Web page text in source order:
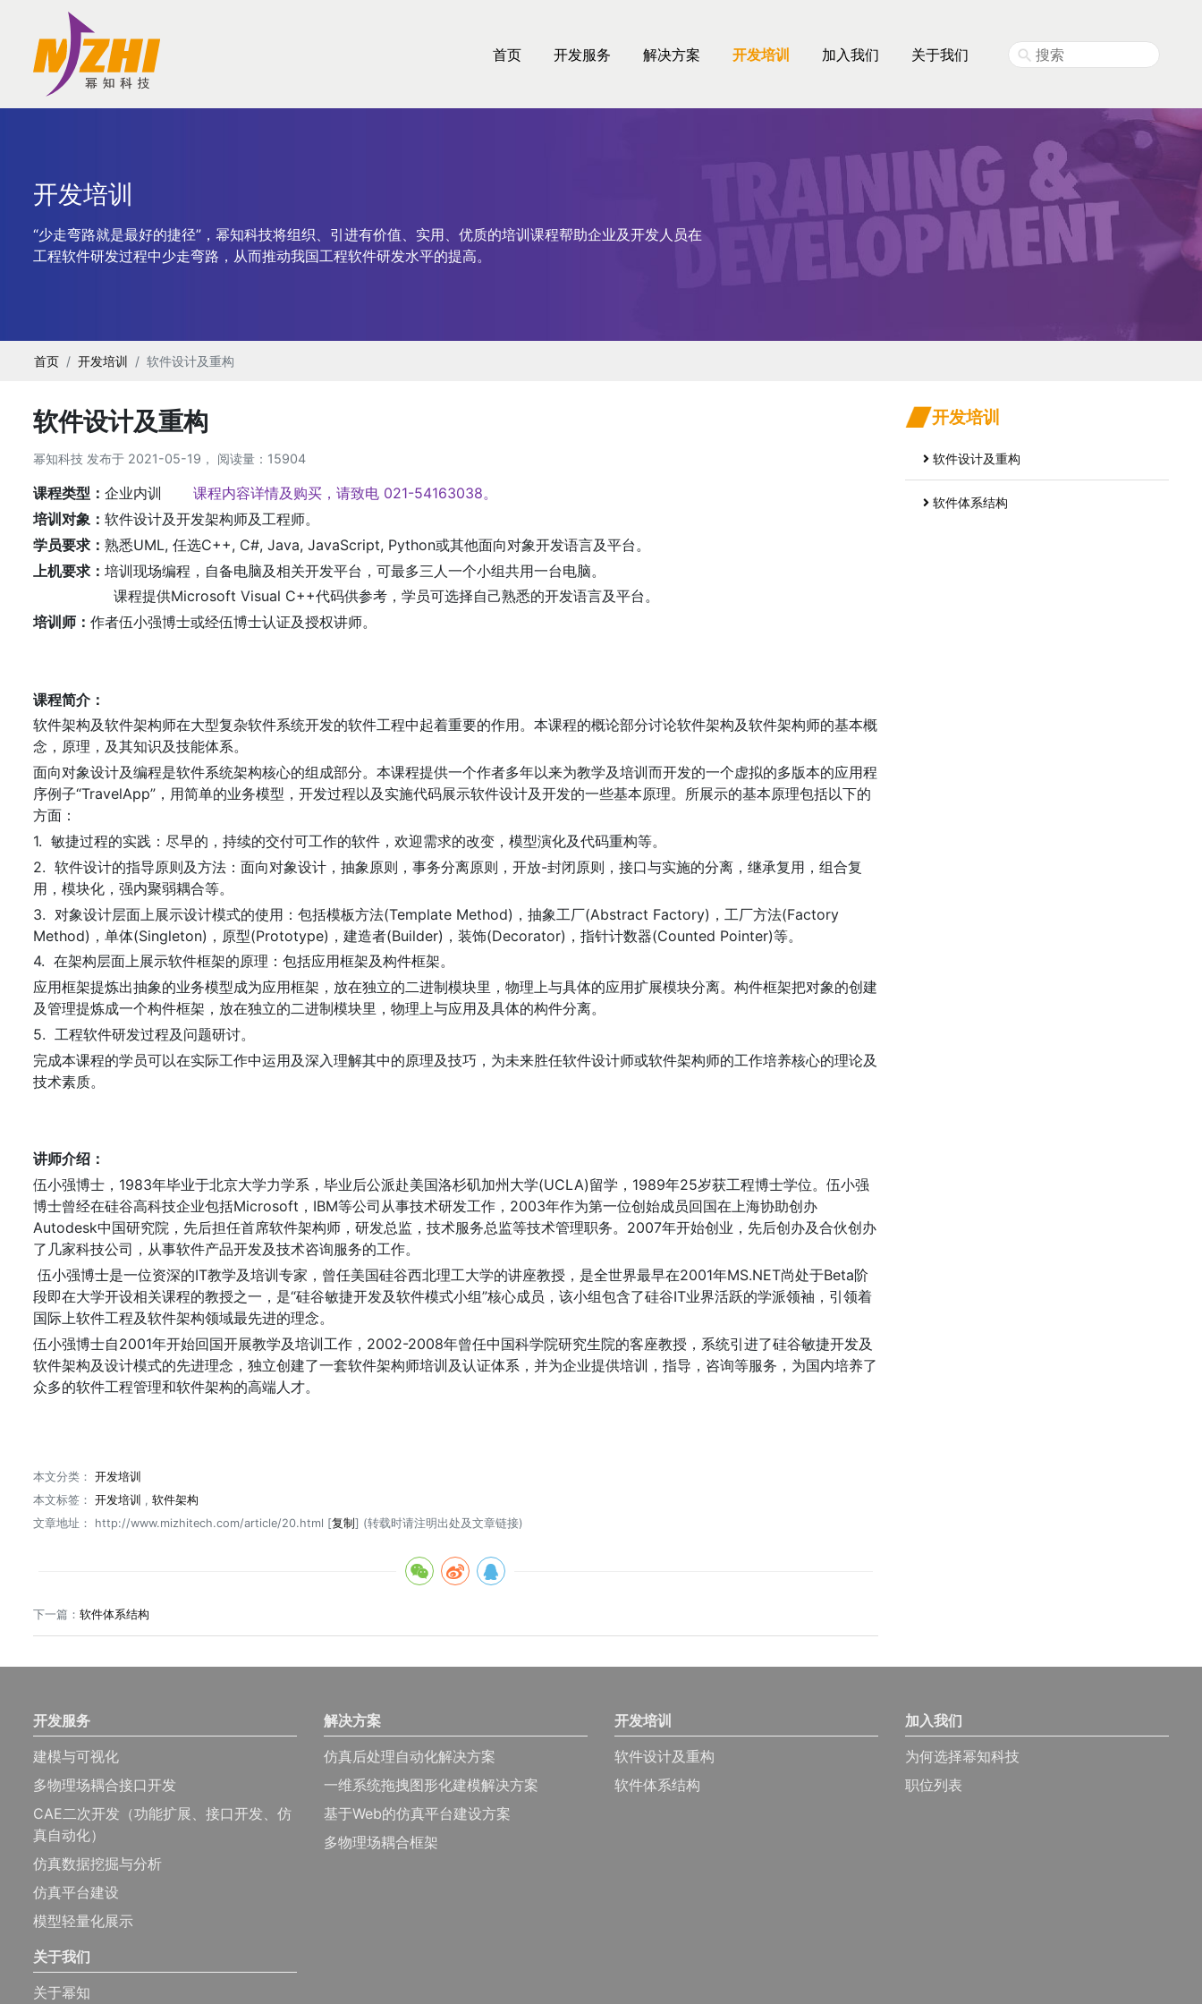
首页 开发服务 解决方案 开发培训 加入我们 关于我们
开发培训
“少走弯路就是最好的捷径”，幂知科技将组织、引进有价值、实用、优质的培训课程帮助企业及开发人员在
工程软件研发过程中少走弯路，从而推动我国工程软件研发水平的提高。
首页 开发培训 软件设计及重构
软件设计及重构
幂知科技 发布于 2021-05-19， 阅读量：15904
课程类型： 企业内训 课程内容详情及购买，请致电 021-54163038。
培训对象： 软件设计及开发架构师及工程师。
学员要求： 熟悉UML, 任选C++, C#, Java, JavaScript, Python或其他面向对象开发语言及平台。
上机要求： 培训现场编程，自备电脑及相关开发平台，可最多三人一个小组共用一台电脑。
课程提供Microsoft Visual C++代码供参考，学员可选择自己熟悉的开发语言及平台。
培训师： 作者伍小强博士或经伍博士认证及授权讲师。
课程简介：
软件架构及软件架构师在大型复杂软件系统开发的软件工程中起着重要的作用。本课程的概论部分讨论软件架构及软件架构师的基本概
念，原理，及其知识及技能体系。
面向对象设计及编程是软件系统架构核心的组成部分。本课程提供一个作者多年以来为教学及培训而开发的一个虚拟的多版本的应用程
序例子“TravelApp”，用简单的业务模型，开发过程以及实施代码展示软件设计及开发的一些基本原理。所展示的基本原理包括以下的
方面：
1. 敏捷过程的实践：尽早的，持续的交付可工作的软件，欢迎需求的改变，模型演化及代码重构等。
2. 软件设计的指导原则及方法：面向对象设计，抽象原则，事务分离原则，开放-封闭原则，接口与实施的分离，继承复用，组合复
用，模块化，强内聚弱耦合等。
3. 对象设计层面上展示设计模式的使用：包括模板方法(Template Method)，抽象工厂(Abstract Factory)，工厂方法(Factory
Method)，单体(Singleton)，原型(Prototype)，建造者(Builder)，装饰(Decorator)，指针计数器(Counted Pointer)等。
4. 在架构层面上展示软件框架的原理：包括应用框架及构件框架。
应用框架提炼出抽象的业务模型成为应用框架，放在独立的二进制模块里，物理上与具体的应用扩展模块分离。构件框架把对象的创建
及管理提炼成一个构件框架，放在独立的二进制模块里，物理上与应用及具体的构件分离。
5. 工程软件研发过程及问题研讨。
完成本课程的学员可以在实际工作中运用及深入理解其中的原理及技巧，为未来胜任软件设计师或软件架构师的工作培养核心的理论及
技术素质。
讲师介绍：
伍小强博士，1983年毕业于北京大学力学系，毕业后公派赴美国洛杉矶加州大学(UCLA)留学，1989年25岁获工程博士学位。伍小强
博士曾经在硅谷高科技企业包括Microsoft，IBM等公司从事技术研发工作，2003年作为第一位创始成员回国在上海协助创办
Autodesk中国研究院，先后担任首席软件架构师，研发总监，技术服务总监等技术管理职务。2007年开始创业，先后创办及合伙创办
了几家科技公司，从事软件产品开发及技术咨询服务的工作。
伍小强博士是一位资深的IT教学及培训专家，曾任美国硅谷西北理工大学的讲座教授，是全世界最早在2001年MS.NET尚处于Beta阶
段即在大学开设相关课程的教授之一，是“硅谷敏捷开发及软件模式小组”核心成员，该小组包含了硅谷IT业界活跃的学派领袖，引领着
国际上软件工程及软件架构领域最先进的理念。
伍小强博士自2001年开始回国开展教学及培训工作，2002-2008年曾任中国科学院研究生院的客座教授，系统引进了硅谷敏捷开发及
软件架构及设计模式的先进理念，独立创建了一套软件架构师培训及认证体系，并为企业提供培训，指导，咨询等服务，为国内培养了
众多的软件工程管理和软件架构的高端人才。
本文分类： 开发培训
本文标签： 开发培训 , 软件架构
文章地址： http://www.mizhitech.com/article/20.html [复制 ] (转载时请注明出处及文章链接)
下一篇 ： 软件体系结构
开发培训
软件设计及重构
软件体系结构
开发服务
建模与可视化
多物理场耦合接口开发
CAE二次开发（功能扩展、接口开发、仿
真自动化）
仿真数据挖掘与分析
仿真平台建设
模型轻量化展示
解决方案
仿真后处理自动化解决方案
一维系统拖拽图形化建模解决方案
基于Web的仿真平台建设方案
多物理场耦合框架
开发培训
软件设计及重构
软件体系结构
加入我们
为何选择幂知科技
职位列表
关于我们
关于幂知